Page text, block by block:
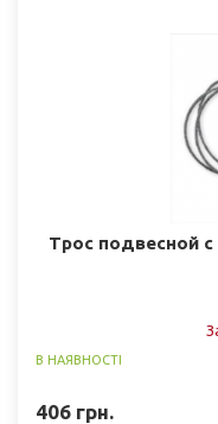
Трос подвесной
В НАЯВНОСТІ
406 грн.